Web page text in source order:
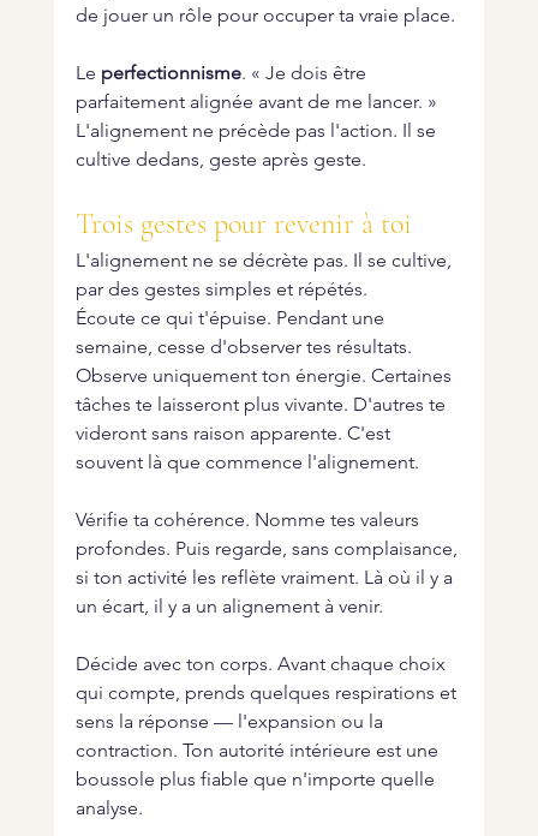
de jouer un rôle pour occuper ta vraie place.
Le perfectionnisme. « Je dois être
parfaitement alignée avant de me lancer. »
L'alignement ne précède pas l'action. Il se
cultive dedans, geste après geste.
Trois gestes pour revenir à toi
L'alignement ne se décrète pas. Il se cultive,
par des gestes simples et répétés.
Écoute ce qui t'épuise. Pendant une
semaine, cesse d'observer tes résultats.
Observe uniquement ton énergie. Certaines
tâches te laisseront plus vivante. D'autres te
videront sans raison apparente. C'est
souvent là que commence l'alignement.
Vérifie ta cohérence. Nomme tes valeurs
profondes. Puis regarde, sans complaisance,
si ton activité les reflète vraiment. Là où il y a
un écart, il y a un alignement à venir.
Décide avec ton corps. Avant chaque choix
qui compte, prends quelques respirations et
sens la réponse — l'expansion ou la
contraction. Ton autorité intérieure est une
boussole plus fiable que n'importe quelle
analyse.